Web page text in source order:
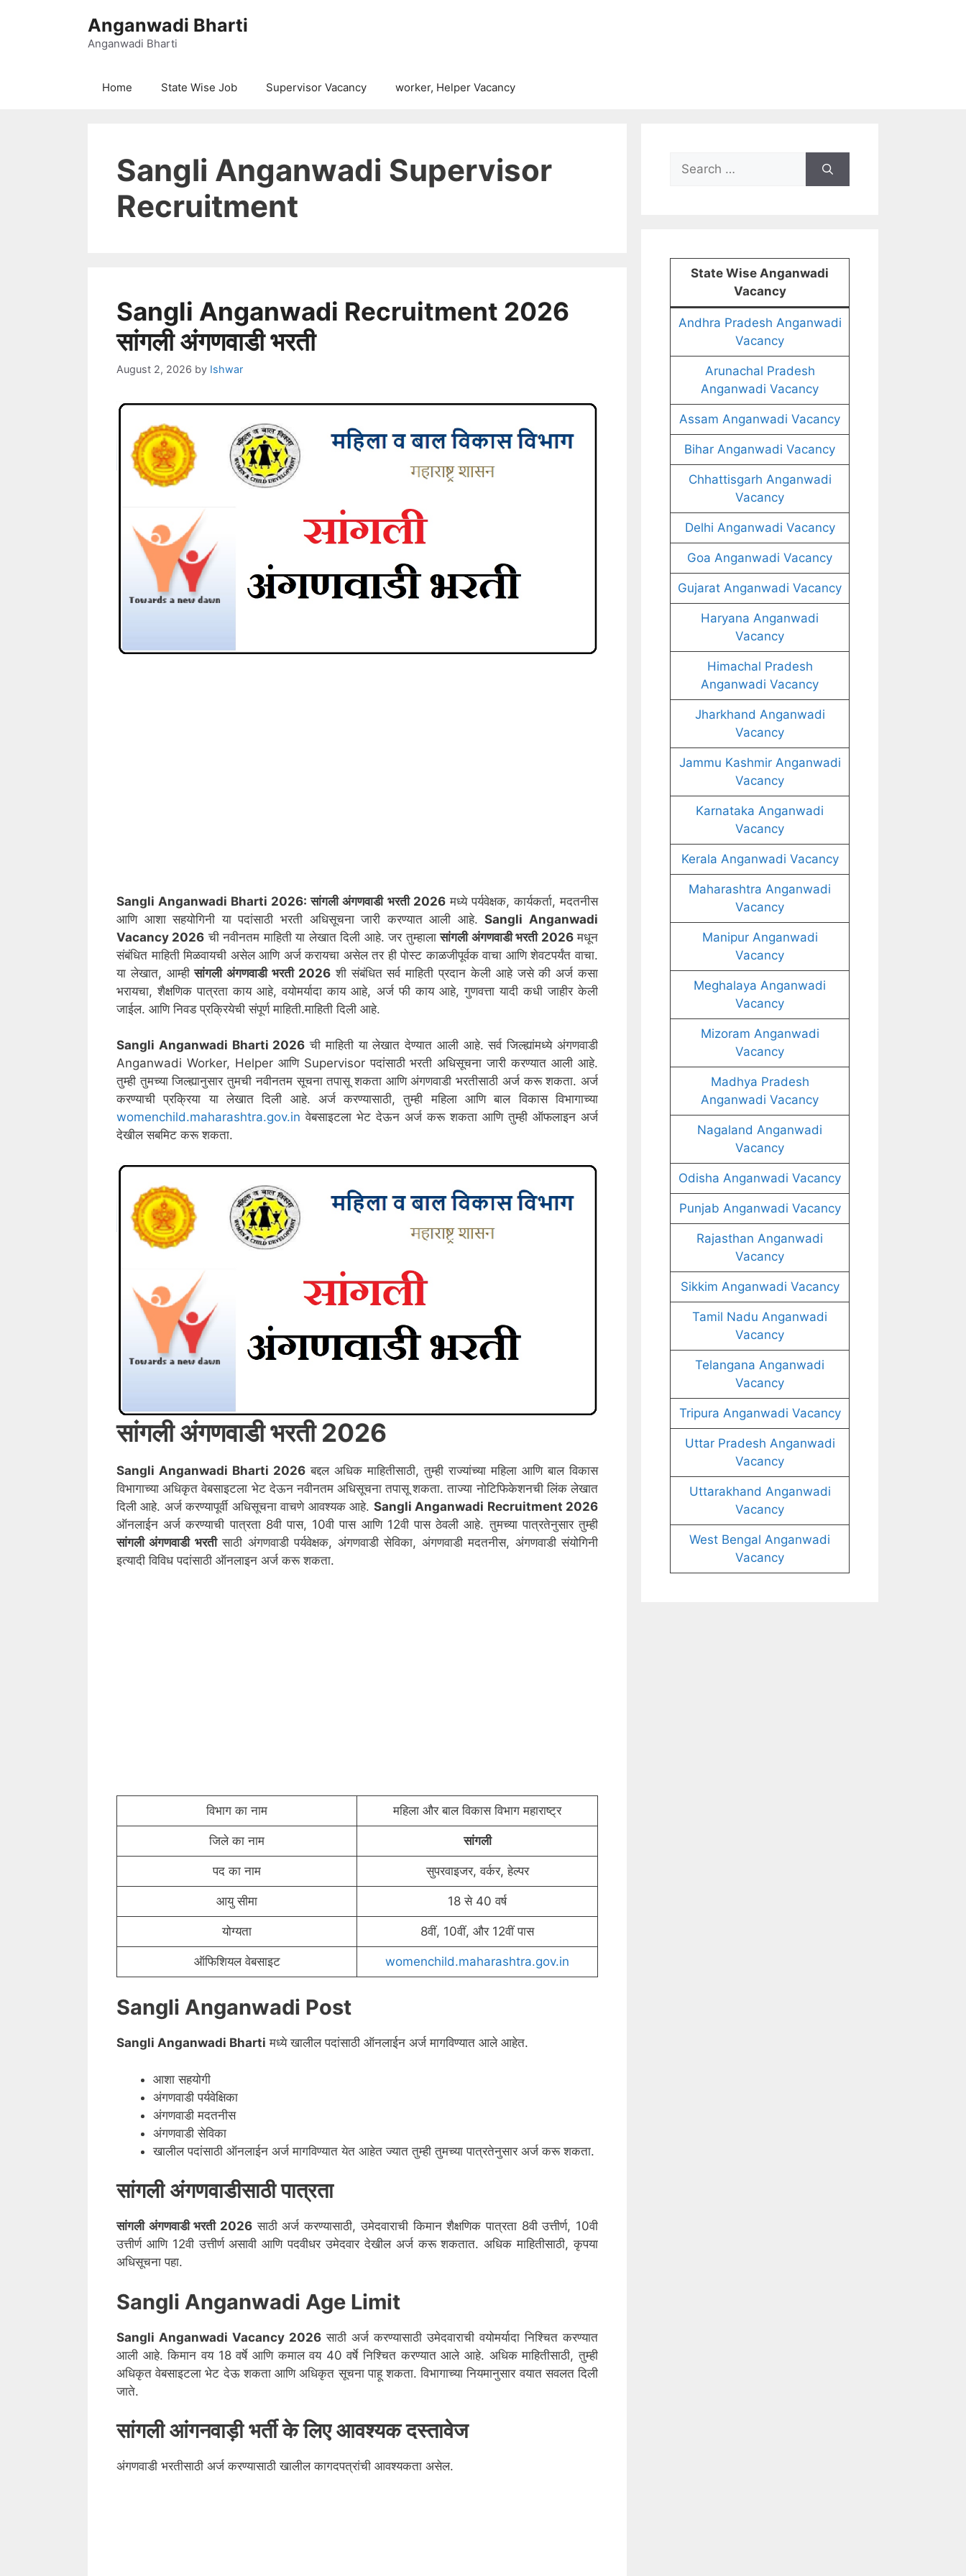
Anganwadi Bharti
Anganwadi Bharti
Home State Wise Job Supervisor Vacancy worker, Helper Vacancy
Sangli Anganwadi Supervisor
Recruitment
Sangli Anganwadi Recruitment 2026
सांगली अंगणवाडी भरती
August 2, 2026 by Ishwar
Sangli Anganwadi Bharti 2026: सांगली अंगणवाडी भरती 2026मध्ये पर्यवेक्षक, कार्यकर्ता, मदतनीस
आणि आशा सहयोगिनी या पदांसाठी भरती अधिसूचना जारी करण्यात आली आहे.Sangli Anganwadi
Vacancy 2026 ची नवीनतम माहिती या लेखात दिली आहे. जर तुम्हालासांगली अंगणवाडी भरती 2026मधून
संबंधित माहिती मिळवायची असेल आणि अर्ज करायचा असेल तर ही पोस्ट काळजीपूर्वक वाचा आणि शेवटपर्यंत वाचा.
या लेखात, आम्हीसांगलीअंगणवाडी भरती 2026शी संबंधित सर्व माहिती प्रदान केली आहे जसे की अर्ज कसा
भरायचा, शैक्षणिक पात्रता काय आहे, वयोमर्यादा काय आहे, अर्ज फी काय आहे, गुणवत्ता यादी कधी जाहीर केली
जाईल. आणि निवड प्रक्रियेची संपूर्ण माहिती.माहिती दिली आहे.
Sangli Anganwadi Bharti 2026 ची माहिती या लेखात देण्यात आली आहे. सर्व जिल्ह्यांमध्ये अंगणवाडी
Anganwadi Worker, Helper आणि Supervisor पदांसाठी भरती अधिसूचना जारी करण्यात आली आहे.
तुम्ही तुमच्या जिल्ह्यानुसार तुमची नवीनतम सूचना तपासू शकता आणि अंगणवाडी भरतीसाठी अर्ज करू शकता. अर्ज
करण्याची प्रक्रिया या लेखात दिली आहे. अर्ज करण्यासाठी, तुम्ही महिला आणि बाल विकास विभागाच्या
womenchild.maharashtra.gov.in वेबसाइटला भेट देऊन अर्ज करू शकता आणि तुम्ही ऑफलाइन अर्ज
देखील सबमिट करू शकता.
सांगलीअंगणवाडी भरती 2026
Sangli Anganwadi Bharti 2026 बद्दल अधिक माहितीसाठी, तुम्ही राज्यांच्या महिला आणि बाल विकास
विभागाच्या अधिकृत वेबसाइटला भेट देऊन नवीनतम अधिसूचना तपासू शकता. ताज्या नोटिफिकेशनची लिंक लेखात
दिली आहे. अर्ज करण्यापूर्वी अधिसूचना वाचणे आवश्यक आहे. SangliAnganwadi Recruitment 2026
ऑनलाईन अर्ज करण्याची पात्रता 8वी पास, 10वी पास आणि 12वी पास ठेवली आहे. तुमच्या पात्रतेनुसार तुम्ही
सांगलीअंगणवाडी भरतीसाठी अंगणवाडी पर्यवेक्षक, अंगणवाडी सेविका, अंगणवाडी मदतनीस, अंगणवाडी संयोगिनी
इत्यादी विविध पदांसाठी ऑनलाइन अर्ज करू शकता.
विभाग का नाम महिला और बाल विकास विभाग महाराष्ट्र
जिले का नाम सांगली
पद का नाम सुपरवाइजर, वर्कर, हेल्पर
आयु सीमा 18 से 40 वर्ष
योग्यता 8वीं, 10वीं, और 12वीं पास
ऑफिशियल वेबसाइट womenchild.maharashtra.gov.in
Sangli Anganwadi Post
Sangli Anganwadi Bharti मध्ये खालील पदांसाठी ऑनलाईन अर्ज मागविण्यात आले आहेत.
आशा सहयोगी
अंगणवाडी पर्यवेक्षिका
अंगणवाडी मदतनीस
अंगणवाडी सेविका
खालील पदांसाठी ऑनलाईन अर्ज मागविण्यात येत आहेत ज्यात तुम्ही तुमच्या पात्रतेनुसार अर्ज करू शकता.
सांगली अंगणवाडीसाठी पात्रता
सांगली अंगणवाडी भरती 2026 साठी अर्ज करण्यासाठी, उमेदवाराची किमान शैक्षणिक पात्रता 8वी उत्तीर्ण, 10वी
उत्तीर्ण आणि 12वी उत्तीर्ण असावी आणि पदवीधर उमेदवार देखील अर्ज करू शकतात. अधिक माहितीसाठी, कृपया
अधिसूचना पहा.
Sangli Anganwadi Age Limit
Sangli Anganwadi Vacancy 2026 साठी अर्ज करण्यासाठी उमेदवाराची वयोमर्यादा निश्चित करण्यात
आली आहे. किमान वय 18 वर्षे आणि कमाल वय 40 वर्षे निश्चित करण्यात आले आहे. अधिक माहितीसाठी, तुम्ही
अधिकृत वेबसाइटला भेट देऊ शकता आणि अधिकृत सूचना पाहू शकता. विभागाच्या नियमानुसार वयात सवलत दिली
जाते.
सांगलीआंगनवाड़ी भर्ती के लिए आवश्यक दस्तावेज
अंगणवाडी भरतीसाठी अर्ज करण्यासाठी खालील कागदपत्रांची आवश्यकता असेल.
Search
for:
State Wise Anganwadi
Vacancy
Andhra Pradesh Anganwadi
Vacancy
Arunachal Pradesh
Anganwadi Vacancy
Assam Anganwadi Vacancy
Bihar Anganwadi Vacancy
Chhattisgarh Anganwadi
Vacancy
Delhi Anganwadi Vacancy
Goa Anganwadi Vacancy
Gujarat Anganwadi Vacancy
Haryana Anganwadi
Vacancy
Himachal Pradesh
Anganwadi Vacancy
Jharkhand Anganwadi
Vacancy
Jammu Kashmir Anganwadi
Vacancy
Karnataka Anganwadi
Vacancy
Kerala Anganwadi Vacancy
Maharashtra Anganwadi
Vacancy
Manipur Anganwadi
Vacancy
Meghalaya Anganwadi
Vacancy
Mizoram Anganwadi
Vacancy
Madhya Pradesh
Anganwadi Vacancy
Nagaland Anganwadi
Vacancy
Odisha Anganwadi Vacancy
Punjab Anganwadi Vacancy
Rajasthan Anganwadi
Vacancy
Sikkim Anganwadi Vacancy
Tamil Nadu Anganwadi
Vacancy
Telangana Anganwadi
Vacancy
Tripura Anganwadi Vacancy
Uttar Pradesh Anganwadi
Vacancy
Uttarakhand Anganwadi
Vacancy
West Bengal Anganwadi
Vacancy